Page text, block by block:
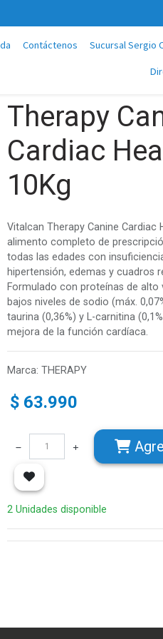
Contáctenos Sucursal Sergio
Therapy
Cardiac
10Kg
Vitalcan Therapy Canine Cardiac
alimento completo de
todas las edades con
hipertensión, edemas y cuadros
Formulado con proteínas de alto
bajos niveles de sodio (máx.
taurina (0,36%) y L-carnitina
mejora de la función cardíaca.
Marca: THERAPY
$ 63.990
2 Unidades disponible